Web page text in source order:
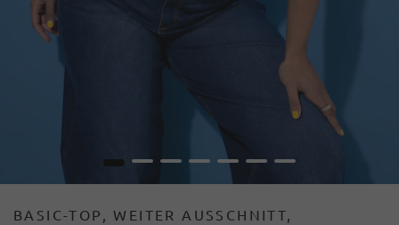
1 2 3 4 5 6 7
BASIC-TOP, WEITER AUSSCHNITT,